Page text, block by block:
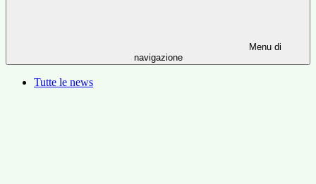
Menu di
navigazione
Tutte le news